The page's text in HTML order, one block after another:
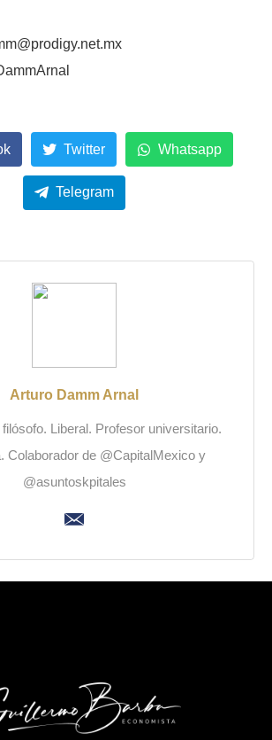
Twitter Whatsapp
Telegram
Arturo Damm Arnal
Liberal. Profesor universitario.
Colaborador de @CapitalMexico y
@asuntoskpitales